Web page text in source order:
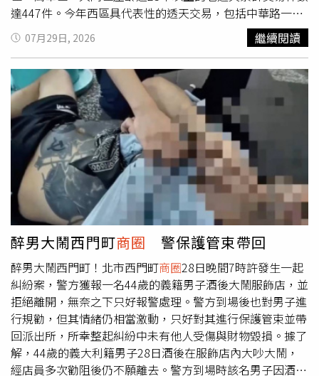
長還款寬限期，協助減輕青年還款壓力。●台鐵暑期疏運調
整 EMU3000周末停售自由座配合暑期疏運，台鐵自8月1
日至31日，每逢週五、週六及週日，西部幹線EMU3000型
新自強號全面停售自由座車票，改採全車對號座方式營運。
另外，台鐵也首度推出常態性大學生優惠，自8月17日起正
式實施，搭乘50公里以上對號列車可享最低5折優惠，相關
車票已於7月20日開放預訂。●桃園機場科技執法上路 占
位最高罰2.5萬元桃園機場8月起同步實施兩項新措施。若民
眾違規占用公共空間，經勸導仍未改善，將依《民用航空
法》開罰5000元至2萬5000元，情節重大者還可要求離開機
場。此外，第一、第二航廈指定會面點正式啟用科技執法，
車輛停留超過3分鐘即會自動蒐證，依法可處600元至1200
元罰鍰。●北市擴大禁菸範圍 中山、迪化街商圈
全面禁菸
台北市衛生局宣布，自8月1日起擴大禁菸區範圍，新增迪化
街商圈及心中山線形公園周邊 商圈，民眾須至指定吸菸區吸
菸，若區域未設吸菸區則全面禁止吸菸。依《菸害防制法》
規定，違規吸菸者可處2000元以上、1萬元以下罰鍰。●建
築光電新制上路 1000平方公尺以上建物納管內政部表
示，配合能源轉型及淨零碳排政策，自8月1日起實施建築太
陽光電新制，建築面積1000平方公尺以上的新建、增建及
改建建築物，都須依規定設置太陽光電設備。依新規定，每
20平方公尺建築面積須設置1瓩太陽光電設備。內政部預
達447件。今年西區具代表性的透天交易，包括中華路一段
全棟透天以14.25億元成交，換算土地單價每坪來到1,100萬
元，刷新今年西區老透天土地單價新高；此外，武昌街二
段、原「西門in89豪華影城」所在透天，也以19.8億元成
交。總經理林三智說明，台北西區開發較早、整體區域發展
已成熟，大面積土地供給相對稀缺，因此符合改建條件、具
整合開發潛力的老透天更受市場青睞。隨著西區門戶計畫推
進，頂級商辦、大型商場、國際旅館等商業設施陸續到位，
商業機能全面升級，進一步吸引開發商、企業及高資產投資
人提前布局。總經理林三智表示，信義全球資產公司今年於
信義區、萬華區、中山區成交多筆透天土地，累計交易金額
突破10億元，且仍有多組買方持續尋找台北市精華區老透
天。透天物件的交易重點，往往不是建物本身，而是該基地
未來的開發潛力，基地坪數規模、形狀、土地使用分區、臨
路條件以及是否具備都更、危老等改建條件，都會影響土地
價值與預期開發效益，因此必須從土地開發角度進行整體評
估。因此，老透天交易複雜度與所需專業要求，相較其他不
動產產品更高。總經理林三智進一步說明，老透天交易經常
面臨所有權人眾多、產權複雜、基地整合困難、土地使用法
規限制等問題，若為營業中的店面，還須等租約結束或協調
排除租約，這些都會增添交易難度。總經理林三智提醒，台
北進入大重建時代，老舊透天雖具改建效益與資產活化潛
07月29日, 2026 繼續閱讀
醉男大鬧西門町商圈 警保護管束帶回
醉男大鬧西門町！北市西門町商圈28日晚間7時許發生一起
糾紛案，警方獲報一名44歲的義籍男子酒後大鬧服飾店，並
拒絕離開，無奈之下只好報警處理。警方到場後也對男子進
行規勸，但其情緒仍相當激動，只好對其進行保護管束並帶
回派出所，所幸整起糾紛中未有他人受傷與財物毀損。據了
解，44歲的義大利籍男子28日酒後在服飾店內大吵大鬧，
經店員多次勸阻後仍不願離去。警方到場時該名男子因酒後